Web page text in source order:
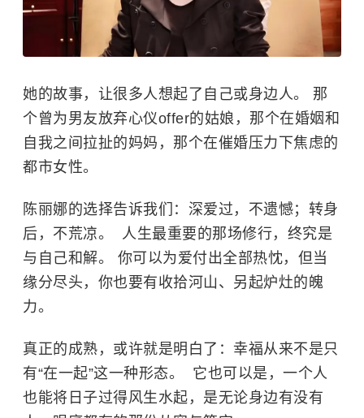
她的故事，让很多人想起了自己或身边人。 那
个曾为男友放弃心仪offer的姑娘，那个在婚姻和
自我之间拉扯的妈妈，那个在催婚压力下焦虑的
都市女性。
陈丽娜的选择告诉我们：深爱过，不遗憾；转身
后，不荒凉。 ​ 人生最重要的那场修行，终究是
与自己和解。 你可以为爱付出全部热忱，但当
缘分尽头，你也要有收拾河山、另起炉灶的魄
力。
真正的成熟，或许就是明白了：幸福从来不是只
有“在一起”这一种形态。 ​ 它也可以是，一个人
也能将日子过得风生水起，是无论身边有没有